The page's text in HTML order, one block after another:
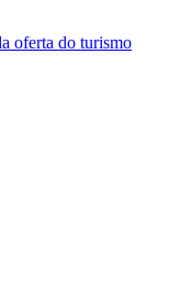
oferta do turismo